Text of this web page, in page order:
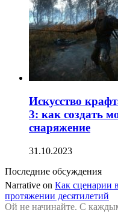
Искусство
3: как создать
снаряжение
31.10.2023
Последние обсуждения
Narrative on Как сценарии
протяжении десятилетий
Ой не начинайте. С